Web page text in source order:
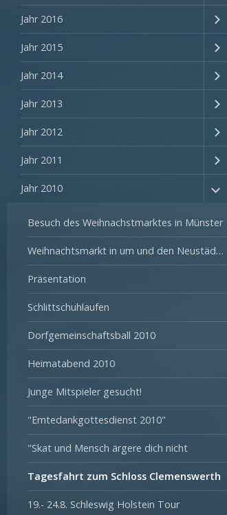
Jahr 2016
Jahr 2015
Jahr 2014
Jahr 2013
Jahr 2012
Jahr 2011
Jahr 2010
Besuch des Weihnachstmarktes in Münster
Weihnachtsmarkt in um und den Neustädter-Hof
Präsentation
Schlittschuhlaufen
Dorfgemeinschaftsball 2010
Heimatabend 2010
Junge Mitspieler gesucht!
"Erntedankgottesdienst 2010"
"Skat und Mensch ärgere dich nicht
Tagesfahrt zum Schloss Clemenswerth
19.- 24.8. Schleswig Holstein Tour